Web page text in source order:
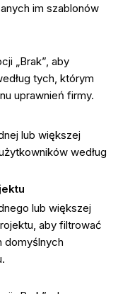
im szablonów
„Brak”, aby
tych, którym
uprawnień firmy.
lub większej
według
lub większej
aby filtrować
domyślnych